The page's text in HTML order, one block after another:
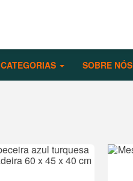
CATEGORIAS SOBRE NÓS